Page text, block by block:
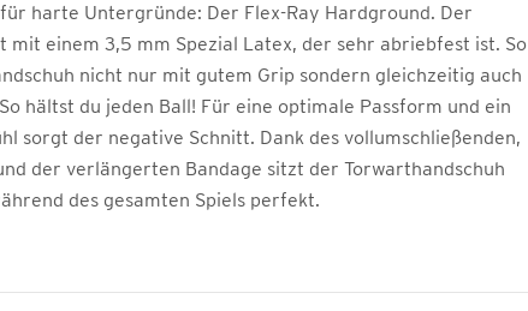
harte Untergründe: Der Flex-Ray Hardground. Der
mit einem 3,5 mm Spezial Latex, der sehr abriebfest ist. So
nicht nur mit gutem Grip sondern gleichzeitig auch
hältst du jeden Ball! Für eine optimale Passform und ein
sorgt der negative Schnitt. Dank des vollumschließenden,
der verlängerten Bandage sitzt der Torwarthandschuh
des gesamten Spiels perfekt.